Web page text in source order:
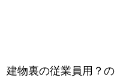
建物裏の従業員用？の